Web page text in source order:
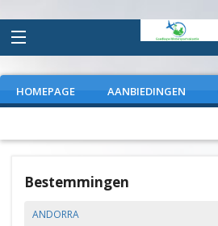
HOMEPAGE AANBIEDINGEN
Bestemmingen
ANDORRA